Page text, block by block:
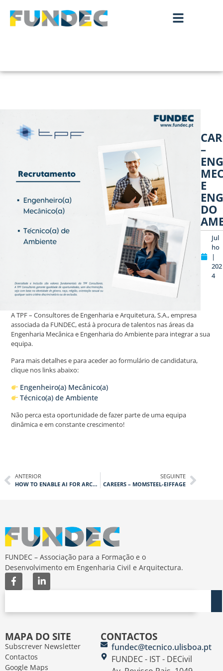
–
E
DO
Jul
ho
|
202
4
A TPF – Consultores de Engenharia e Arquitetura, S.A., empresa
associada da FUNDEC, está à procura de talentos nas áreas da
Engenharia Mecânica e Engenharia do Ambiente para integrar a sua
equipa.
Para mais detalhes e para aceder ao formulário de candidatura,
clique nos links abaixo:
Engenheiro(a) Mecânico(a)
Técnico(a) de Ambiente
Não perca esta oportunidade de fazer parte de uma equipa
dinâmica e em constante crescimento!
ANTERIOR
HOW TO ENABLE AI FOR ARCHITECTURE, ENGINEERING AND CONSTRUCTION COMPANIES?
SEGUINTE
CAREERS – MOMSTEEL-EIFFAGE
FUNDEC – Associação para a Formação e o
Desenvolvimento em Engenharia Civil e Arquitectura.
MAPA DO SITE
Subscrever Newsletter
Contactos
Google Maps
CONTACTOS
fundec@tecnico.ulisboa.pt
FUNDEC - IST - DECivil